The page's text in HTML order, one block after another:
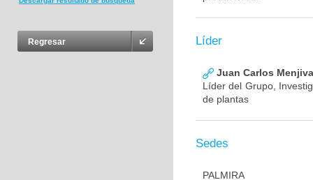
Regresar Líder
Juan Carlos
Líder del Grupo,
de plantas
Sedes
PALMIRA